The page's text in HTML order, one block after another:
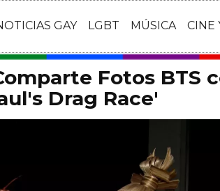
GAY LGBT MÚSICA CINE
Fotos BTS
Drag Race'